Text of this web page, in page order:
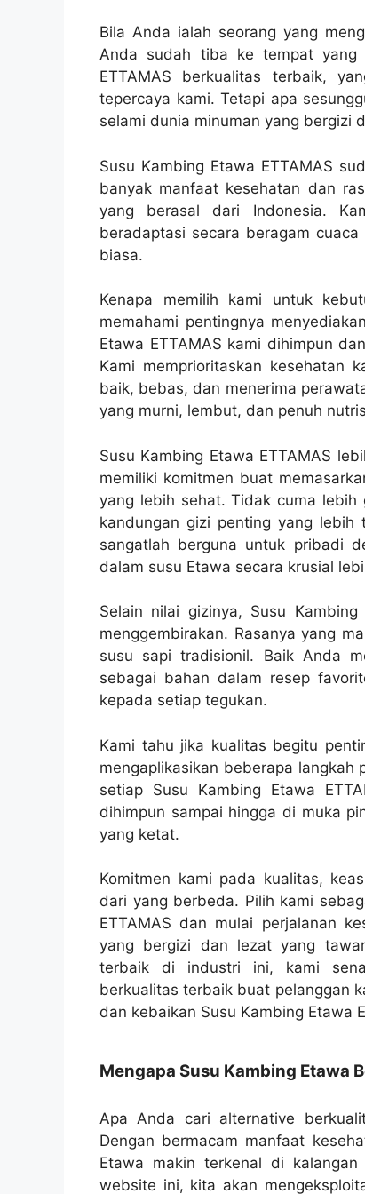
Bila Anda ialah seorang yang
Anda sudah tiba ke tempat yang
ETTAMAS berkualitas terbaik,
tepercaya kami. Tetapi apa
selami dunia minuman yang bergizi
Susu Kambing Etawa ETTAMAS
banyak manfaat kesehatan dan
yang berasal dari Indonesia.
beradaptasi secara beragam
biasa.
Kenapa memilih kami untuk
memahami pentingnya
Etawa ETTAMAS kami dihimpun
Kami memprioritaskan kesehatan
baik, bebas, dan menerima
yang murni, lembut, dan penuh
Susu Kambing Etawa ETTAMAS
memiliki komitmen buat
yang lebih sehat. Tidak cuma lebih
kandungan gizi penting yang
sangatlah berguna untuk pribadi
dalam susu Etawa secara krusial
Selain nilai gizinya, Susu
menggembirakan. Rasanya yang
susu sapi tradisionil. Baik Anda
sebagai bahan dalam resep
kepada setiap tegukan.
Kami tahu jika kualitas begitu
mengaplikasikan beberapa
setiap Susu Kambing Etawa
dihimpun sampai hingga di muka
yang ketat.
Komitmen kami pada kualitas,
dari yang berbeda. Pilih kami
ETTAMAS dan mulai perjalanan
yang bergizi dan lezat yang
terbaik di industri ini, kami
berkualitas terbaik buat pelanggan
dan kebaikan Susu Kambing Etawa
Mengapa Susu Kambing Etawa
Apa Anda cari alternative
Dengan bermacam manfaat
Etawa makin terkenal di
website ini, kita akan